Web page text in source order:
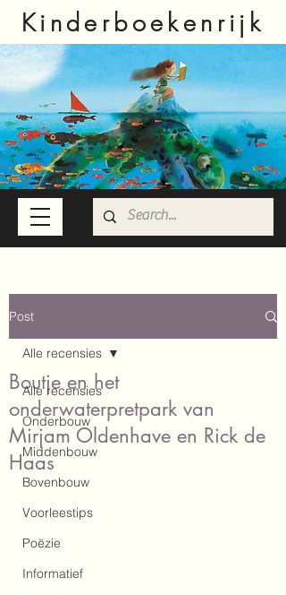
Kinderboekenrijk
Post
Alle recensies
Onderbouw
Middenbouw
Bovenbouw
Voorleestips
Poëzie
Informatief
Alle recensies
Boutje en het
onderwaterpretpark van
Mirjam Oldenhave en Rick de
Haas